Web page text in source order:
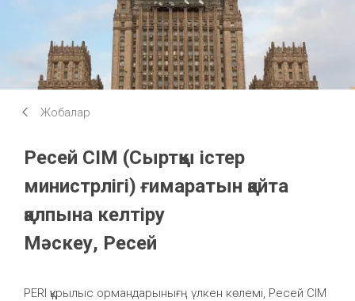
Жобалар
Ресей СІМ (Сыртқы істер
министрлігі) ғимаратын қайта
қалпына келтіру
Мәскеу, Ресей
PERI құрылыс ормандарынығң үлкен көлемі, Ресей СІМ